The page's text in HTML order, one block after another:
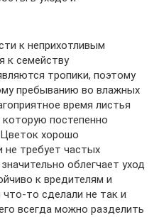
к неприхотливым
к семейству
тропики, поэтому
пребыванию во влажных
время листья
которую постепенно
хорошо
требует частых
облегчает уход
к вредителям и
то сделали не так и
всегда можно разделить